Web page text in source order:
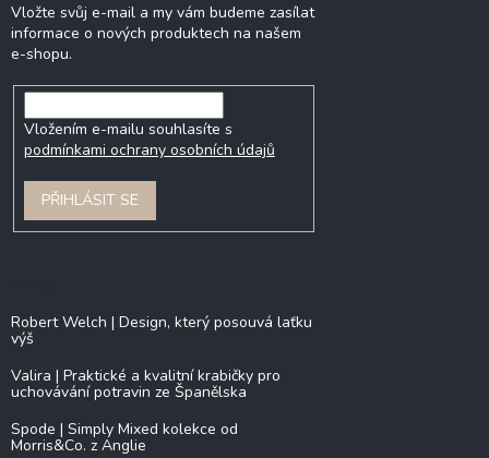
Vložte svůj e-mail a my vám budeme zasílat
informace o nových produktech na našem
e-shopu.
Vložením e-mailu souhlasíte s
podmínkami ochrany osobních údajů
PŘIHLÁSIT SE
Robert Welch | Design, který posouvá laťku
výš
Valira | Praktické a kvalitní krabičky pro
uchovávání potravin ze Španělska
Spode | Simply Mixed kolekce od
Morris&Co. z Anglie